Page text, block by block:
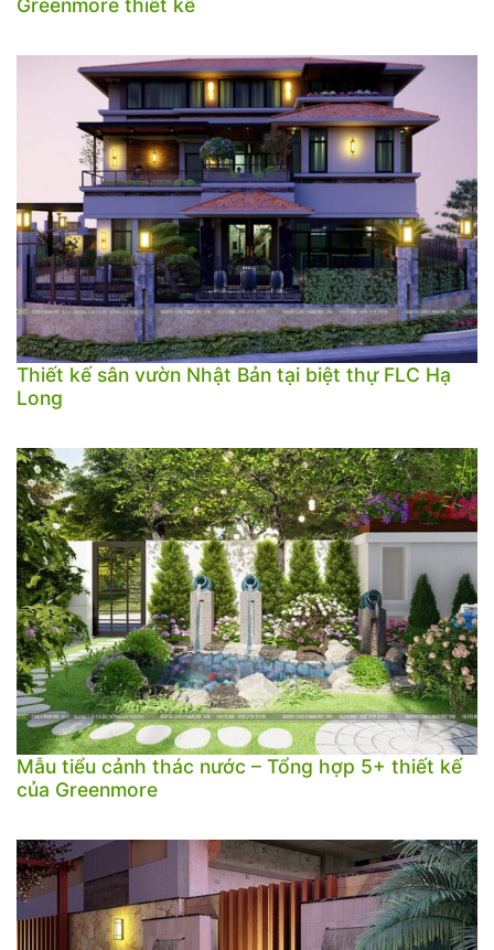
Greenmore thiết kế
Thiết kế sân vườn Nhật Bản tại biệt thự FLC Hạ
Long
Mẫu tiểu cảnh thác nước – Tổng hợp 5+ thiết kế
của Greenmore